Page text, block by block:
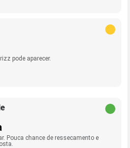
pode aparecer.
Pouca chance de ressecamento e